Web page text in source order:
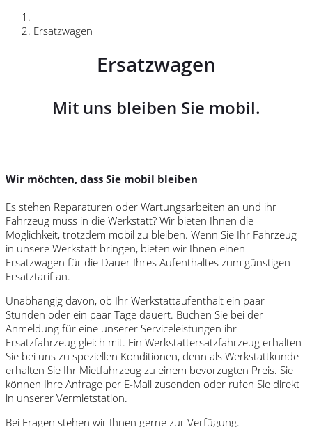
Ersatzwagen
Ersatzwagen
Mit uns bleiben Sie mobil.
Wir möchten, dass Sie mobil bleiben
Es stehen Reparaturen oder Wartungsarbeiten an und ihr
Fahrzeug muss in die Werkstatt? Wir bieten Ihnen die
Möglichkeit, trotzdem mobil zu bleiben. Wenn Sie Ihr Fahrzeug
in unsere Werkstatt bringen, bieten wir Ihnen einen
Ersatzwagen für die Dauer Ihres Aufenthaltes zum günstigen
Ersatztarif an.
Unabhängig davon, ob Ihr Werkstattaufenthalt ein paar
Stunden oder ein paar Tage dauert. Buchen Sie bei der
Anmeldung für eine unserer Serviceleistungen ihr
Ersatzfahrzeug gleich mit. Ein Werkstattersatzfahrzeug erhalten
Sie bei uns zu speziellen Konditionen, denn als Werkstattkunde
erhalten Sie Ihr Mietfahrzeug zu einem bevorzugten Preis. Sie
können Ihre Anfrage per E-Mail zusenden oder rufen Sie direkt
in unserer Vermietstation.
Bei Fragen stehen wir Ihnen gerne zur Verfügung.